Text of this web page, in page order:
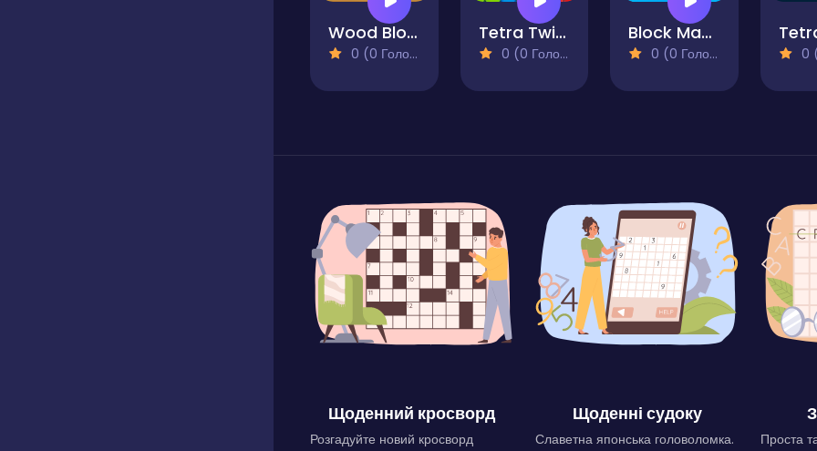
Wood Block Puzzle - Block Game
0 (0 Голосів)
Tetra Twist
0 (0 Голосів)
Block Magic Puzzle
0 (0 Голосів) 0
Щоденний кросворд
Розгадуйте новий кросворд
Щоденні судоку
Славетна японська головоломка.
Проста